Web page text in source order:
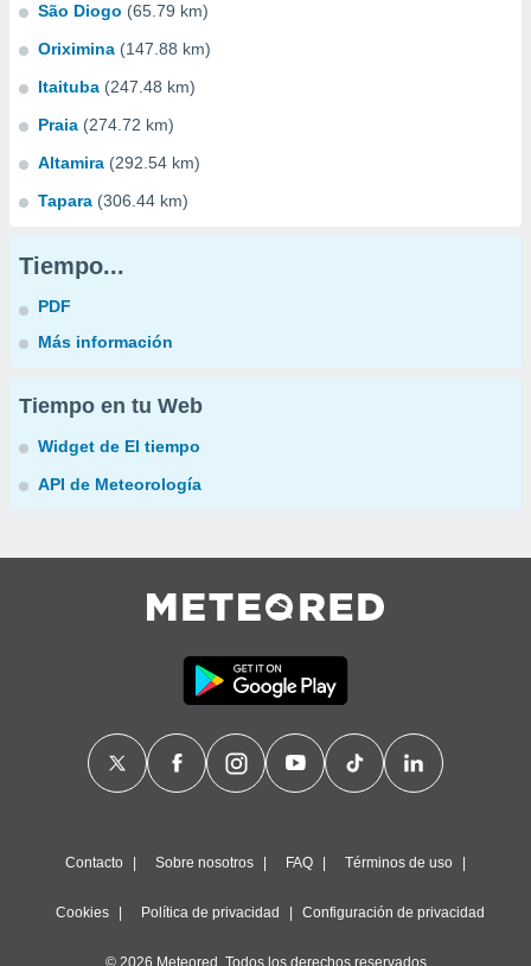
São Diogo (65.79 km)
Oriximina (147.88 km)
Itaituba (247.48 km)
Praia (274.72 km)
Altamira (292.54 km)
Tapara (306.44 km)
Tiempo...
PDF
Más información
Tiempo en tu Web
Widget de El tiempo
API de Meteorología
Contacto Sobre nosotros FAQ Términos de uso
Cookies Política de privacidad Configuración de privacidad
© 2026 Meteored. Todos los derechos reservados